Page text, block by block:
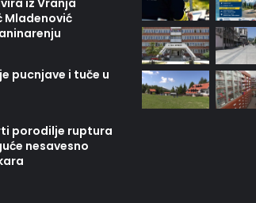
Mladenović
pucnjave i tuče u
porodilje ruptura
nesavesno